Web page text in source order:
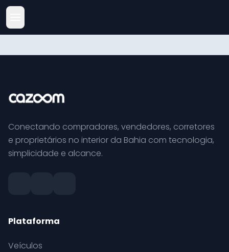
Conectando compradores, vendedores, corretores
e proprietários no interior da Bahia com tecnologia,
simplicidade e alcance.
Plataforma
Veículos